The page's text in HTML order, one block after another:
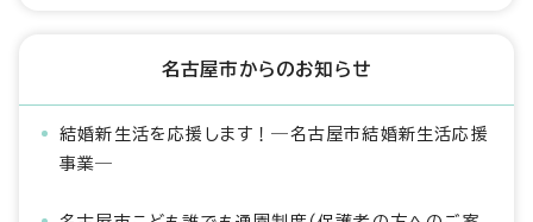
名古屋市からのお知らせ
結婚新生活を応援します！―名古屋市結婚新生活応援
事業―